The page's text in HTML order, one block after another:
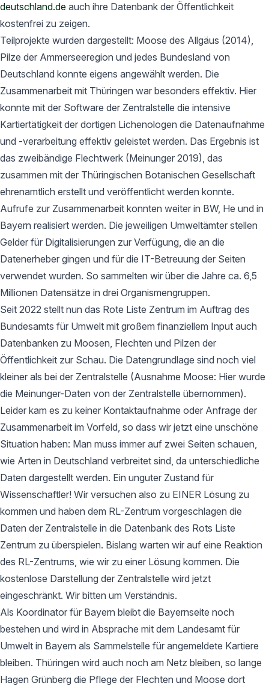
deutschland.de auch ihre Datenbank der Öffentlichkeit
kostenfrei zu zeigen.
Teilprojekte wurden dargestellt: Moose des Allgäus (2014),
Pilze der Ammerseeregion und jedes Bundesland von
Deutschland konnte eigens angewählt werden. Die
Zusammenarbeit mit Thüringen war besonders effektiv. Hier
konnte mit der Software der Zentralstelle die intensive
Kartiertätigkeit der dortigen Lichenologen die Datenaufnahme
und -verarbeitung effektiv geleistet werden. Das Ergebnis ist
das zweibändige Flechtwerk (Meinunger 2019), das
zusammen mit der Thüringischen Botanischen Gesellschaft
ehrenamtlich erstellt und veröffentlicht werden konnte.
Aufrufe zur Zusammenarbeit konnten weiter in BW, He und in
Bayern realisiert werden. Die jeweiligen Umweltämter stellen
Gelder für Digitalisierungen zur Verfügung, die an die
Datenerheber gingen und für die IT-Betreuung der Seiten
verwendet wurden. So sammelten wir über die Jahre ca. 6,5
Millionen Datensätze in drei Organismengruppen.
Seit 2022 stellt nun das Rote Liste Zentrum im Auftrag des
Bundesamts für Umwelt mit großem finanziellem Input auch
Datenbanken zu Moosen, Flechten und Pilzen der
Öffentlichkeit zur Schau. Die Datengrundlage sind noch viel
kleiner als bei der Zentralstelle (Ausnahme Moose: Hier wurde
die Meinunger-Daten von der Zentralstelle übernommen).
Leider kam es zu keiner Kontaktaufnahme oder Anfrage der
Zusammenarbeit im Vorfeld, so dass wir jetzt eine unschöne
Situation haben: Man muss immer auf zwei Seiten schauen,
wie Arten in Deutschland verbreitet sind, da unterschiedliche
Daten dargestellt werden. Ein unguter Zustand für
Wissenschaftler! Wir versuchen also zu EINER Lösung zu
kommen und haben dem RL-Zentrum vorgeschlagen die
Daten der Zentralstelle in die Datenbank des Rots Liste
Zentrum zu überspielen. Bislang warten wir auf eine Reaktion
des RL-Zentrums, wie wir zu einer Lösung kommen. Die
kostenlose Darstellung der Zentralstelle wird jetzt
eingeschränkt. Wir bitten um Verständnis.
Als Koordinator für Bayern bleibt die Bayernseite noch
bestehen und wird in Absprache mit dem Landesamt für
Umwelt in Bayern als Sammelstelle für angemeldete Kartiere
bleiben. Thüringen wird auch noch am Netz bleiben, so lange
Hagen Grünberg die Pflege der Flechten und Moose dort